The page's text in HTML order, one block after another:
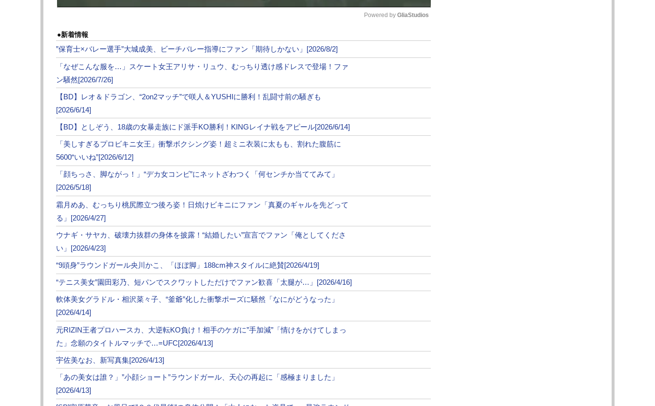
顔がこぼれた（@sj1119sogo）
新しい挑戦をどんどんしていきたいと思います！今回は皆様応援ありがとう
一回限りの試合というのは残念だが、清水は今後もジョリーを支えていくこ
とになるのだろう。ジョリーは30日に自身のSNSで清水の試合映像を配信
し、「清水よく頑張った。感動したよ」と健闘を称えた。
RIZINデビューが注目されているジョリーは、今回の相方の活躍に刺激を受けて、どんな飛躍をするのか対
次ページは【フォト&動画】ジョリー元美人マネがキックの試合に！グラマーボディでも魅了
1 2
●編集部オススメ
・【フォト】ジョリー元美人マネ、グラマーボディで魅了
・ジョリーの“美人すぎる”マネージャー、男だらけのガチ合宿に参加し汗流す！その目的とは…
・ジョリーの“美人すぎる”マネージャーが辞任！新マネ発表と今後の活動に言及
・“グラマラス美女コスプレイヤー”すみれおじさん、ロリータ服で中国武術パフォーマンスの衝撃！最優秀
モデル賞に
・【RISE】”大型バイク女子”が猫耳ラウンドガール姿で豊満ボディ公開！ファン「いつか生で見にいきた
い」
Mute
Powered by GliaStudios
●新着情報
”保育士×バレー選手”大城成美、ビーチバレー指導にファン「期待しかない」[2026/8/2]
「なぜこんな服を…」スケート女王アリサ・リュウ、むっちり透け感ドレスで登場！ファ
ン騒然[2026/7/26]
【BD】レオ＆ドラゴン、“2on2マッチ”で咲人＆YUSHIに勝利！乱闘寸前の騒ぎも
[2026/6/14]
【BD】としぞう、18歳の女暴走族にド派手KO勝利！KINGレイナ戦をアピール[2026/6/14]
「美しすぎるプロビキニ女王」衝撃ボクシング姿！超ミニ衣装に太もも、割れた腹筋に
5600“いいね”[2026/6/12]
「顔ちっさ、脚ながっ！」“デカ女コンビ”にネットざわつく「何センチか当ててみて」
[2026/5/18]
霜月めあ、むっちり桃尻際立つ後ろ姿！日焼けビキニにファン「真夏のギャルを先どって
る」[2026/4/27]
ウナギ・サヤカ、破壊力抜群の身体を披露！“結婚したい”宣言でファン「俺としてくださ
い」[2026/4/23]
“9頭身”ラウンドガール央川かこ、「ほぼ脚」188cm神スタイルに絶賛[2026/4/19]
“テニス美女”園田彩乃、短パンでスクワットしただけでファン歓喜「太腿が…」[2026/4/16]
軟体美女グラドル・相沢菜々子、“釜爺”化した衝撃ポーズに騒然「なにがどうなった」
[2026/4/14]
元RIZIN王者プロハースカ、大逆転KO負け！相手のケガに”手加減”「情けをかけてしまっ
た」念願のタイトルマッチで…=UFC[2026/4/13]
宇佐美なお、新写真集[2026/4/13]
「あの美女は誰？」”小顔ショート”ラウンドガール、天心の再起に「感極まりました」
[2026/4/13]